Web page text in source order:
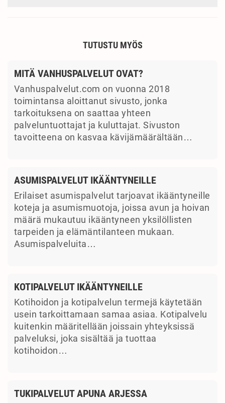
TUTUSTU MYÖS
MITÄ VANHUSPALVELUT OVAT?
Vanhuspalvelut.com on vuonna 2018
toimintansa aloittanut sivusto, jonka
tarkoituksena on saattaa yhteen
palveluntuottajat ja kuluttajat. Sivuston
tavoitteena on kasvaa kävijämäärältään…
ASUMISPALVELUT IKÄÄNTYNEILLE
Erilaiset asumispalvelut tarjoavat ikääntyneille
koteja ja asumismuotoja, joissa avun ja hoivan
määrä mukautuu ikääntyneen yksilöllisten
tarpeiden ja elämäntilanteen mukaan.
Asumispalveluita…
KOTIPALVELUT IKÄÄNTYNEILLE
Kotihoidon ja kotipalvelun termejä käytetään
usein tarkoittamaan samaa asiaa. Kotipalvelu
kuitenkin määritellään joissain yhteyksissä
palveluksi, joka sisältää ja tuottaa
kotihoidon…
TUKIPALVELUT APUNA ARJESSA